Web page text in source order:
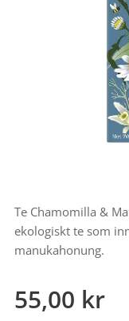
Te Chamomilla &
ekologiskt te som
manukahonung.
55,00 kr